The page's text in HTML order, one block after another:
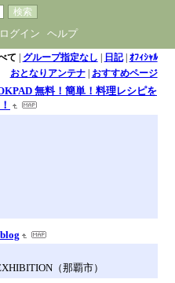
ログイン ヘルプ
て | グループ指定なし | 日記| ｵﾌｨｼｬﾙ
おとなりアンテナ| おすすめページ
無料！簡単！料理レシピを
（那覇市）